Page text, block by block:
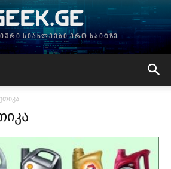
სიახლეები ერთ საიტზე